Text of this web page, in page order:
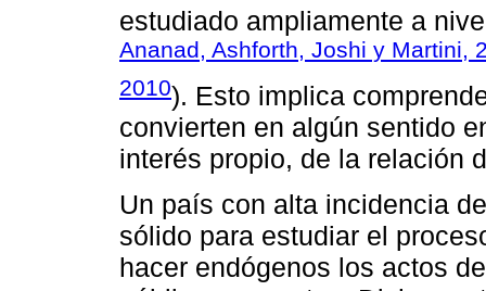
estudiado ampliamente a
Ananad, Ashforth, Joshi y Martini,
2010). Esto implica
convierten en algún sentido
interés propio, de la relación
Un país con alta incidencia
sólido para estudiar el
hacer endógenos los actos